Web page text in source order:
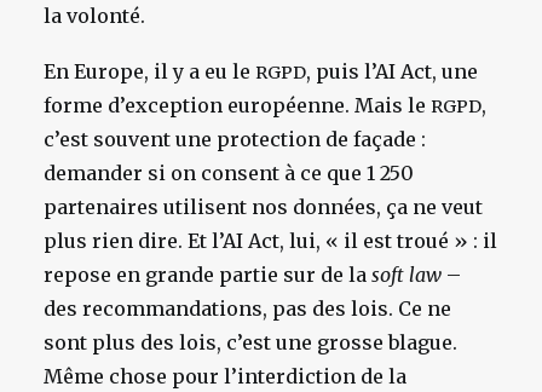
la volonté.
En Europe, il y a eu le RGPD, puis l’AI Act, une
forme d’exception européenne. Mais le RGPD,
c’est souvent une protection de façade :
demander si on consent à ce que 1 250
partenaires utilisent nos données, ça ne veut
plus rien dire. Et l’AI Act, lui, « il est troué » : il
repose en grande partie sur de la soft law –
des recommandations, pas des lois. Ce ne
sont plus des lois, c’est une grosse blague.
Même chose pour l’interdiction de la